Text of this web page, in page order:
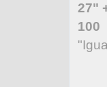
27"
100